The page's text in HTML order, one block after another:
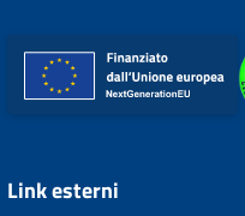
Link esterni